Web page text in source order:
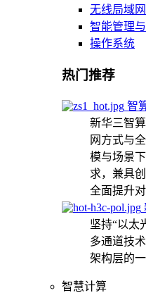
无线局域网
智能管理
操作系统
热门推荐
智
新华三智
网方式与
模与场景
求，兼具
全面提升
坚持“以太
多通道技
架构层的
智慧计算